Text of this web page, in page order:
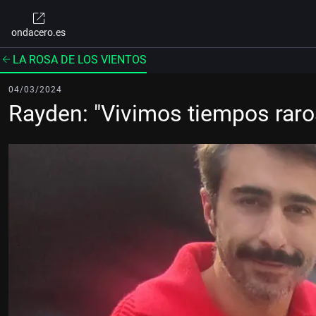
ondacero.es
LA ROSA DE LOS VIENTOS
04/03/2024
Rayden: "Vivimos tiempos